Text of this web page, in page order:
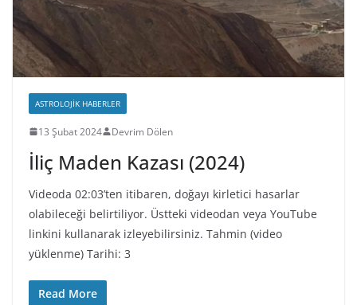
ASTROLOJIK HABERLER
13 Şubat 2024 Devrim Dölen
İliç Maden Kazası (2024)
Videoda 02:03’ten itibaren, doğayı kirletici hasarlar
olabileceği belirtiliyor. Üstteki videodan veya YouTube
linkini kullanarak izleyebilirsiniz. Tahmin (video
yüklenme) Tarihi: 3
Read More